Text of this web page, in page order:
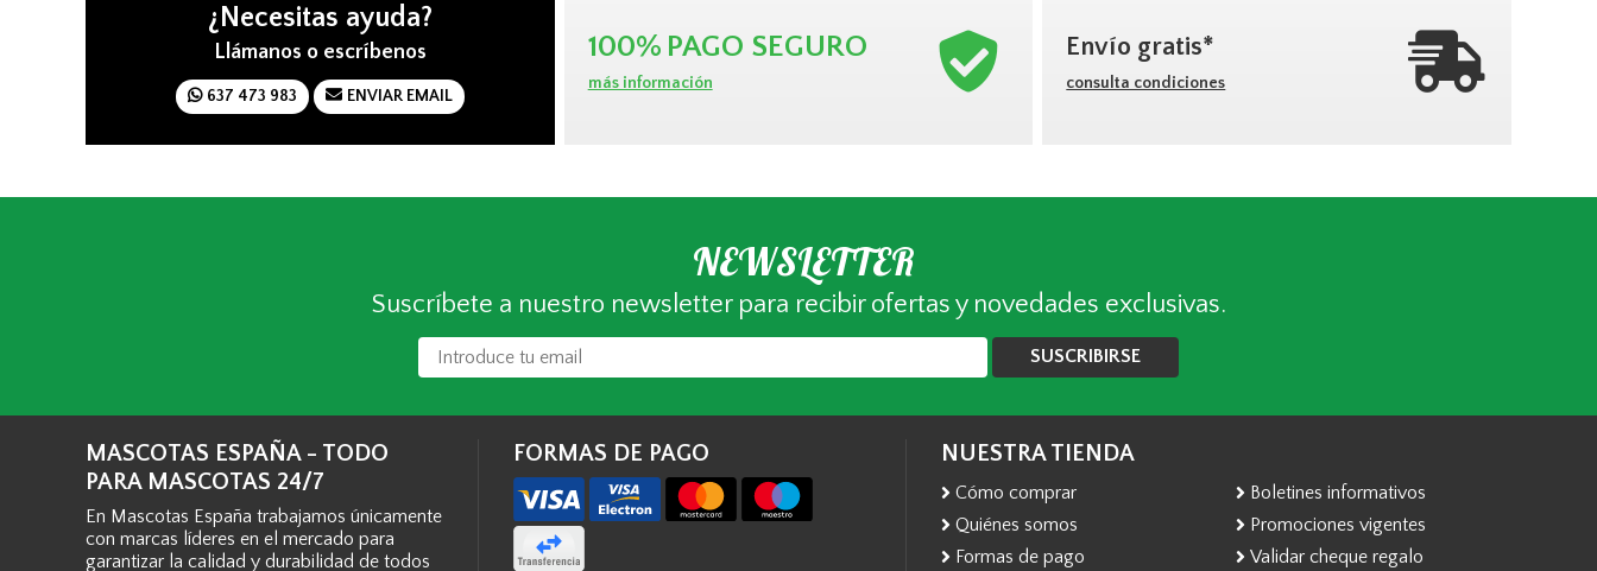
¿Necesitas ayuda?
Llámanos o escríbenos
637 473 983 ENVIAR EMAIL
100% PAGO SEGURO
más información
Envío gratis*
consulta condiciones
NEWSLETTER
Suscríbete a nuestro newsletter para recibir ofertas y novedades exclusivas.
SUSCRIBIRSE
MASCOTAS ESPAÑA - TODO
PARA MASCOTAS 24/7
En Mascotas España trabajamos únicamente
con marcas líderes en el mercado para
garantizar la calidad y durabilidad de todos
FORMAS DE PAGO NUESTRA TIENDA
Cómo comprar
Quiénes somos
Formas de pago
Boletines informativos
Promociones vigentes
Validar cheque regalo